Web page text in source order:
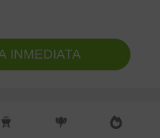
INMEDIATA